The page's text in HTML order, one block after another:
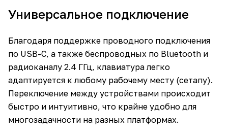
Универсальное подключение
Благодаря поддержке проводного подключения
по USB-C, а также беспроводных по Bluetooth и
радиоканалу 2.4 ГГц, клавиатура легко
адаптируется к любому рабочему месту (сетапу).
Переключение между устройствами происходит
быстро и интуитивно, что крайне удобно для
многозадачности на разных платформах.